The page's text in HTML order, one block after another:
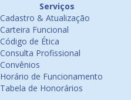
Serviços
Cadastro & Atualização
Carteira Funcional
Código de Ética
Consulta Profissional
Convênios
Horário de Funcionamento
Tabela de Honorários